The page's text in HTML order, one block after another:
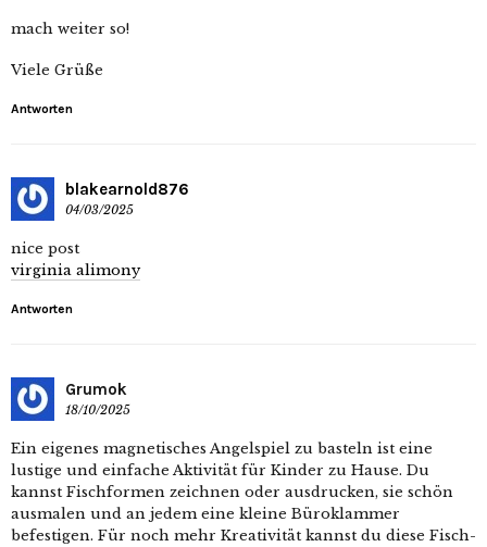
mach weiter so!
Viele Grüße
Antworten
blakearnold876
04/03/2025
nice post
virginia alimony
Antworten
Grumok
18/10/2025
Ein eigenes magnetisches Angelspiel zu basteln ist eine
lustige und einfache Aktivität für Kinder zu Hause. Du
kannst Fischformen zeichnen oder ausdrucken, sie schön
ausmalen und an jedem eine kleine Büroklammer
befestigen. Für noch mehr Kreativität kannst du diese Fisch-